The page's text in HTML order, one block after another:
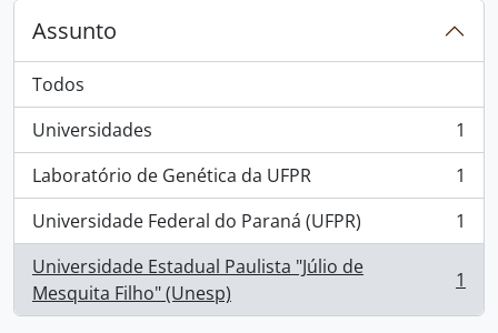
Assunto
Todos
Universidades
, 1 resultados
1
Laboratório de Genética da UFPR
, 1 resultados
1
Universidade Federal do Paraná (UFPR)
, 1 resultados
1
Universidade Estadual Paulista "Júlio de
Mesquita Filho" (Unesp)
, 1 resultados 1